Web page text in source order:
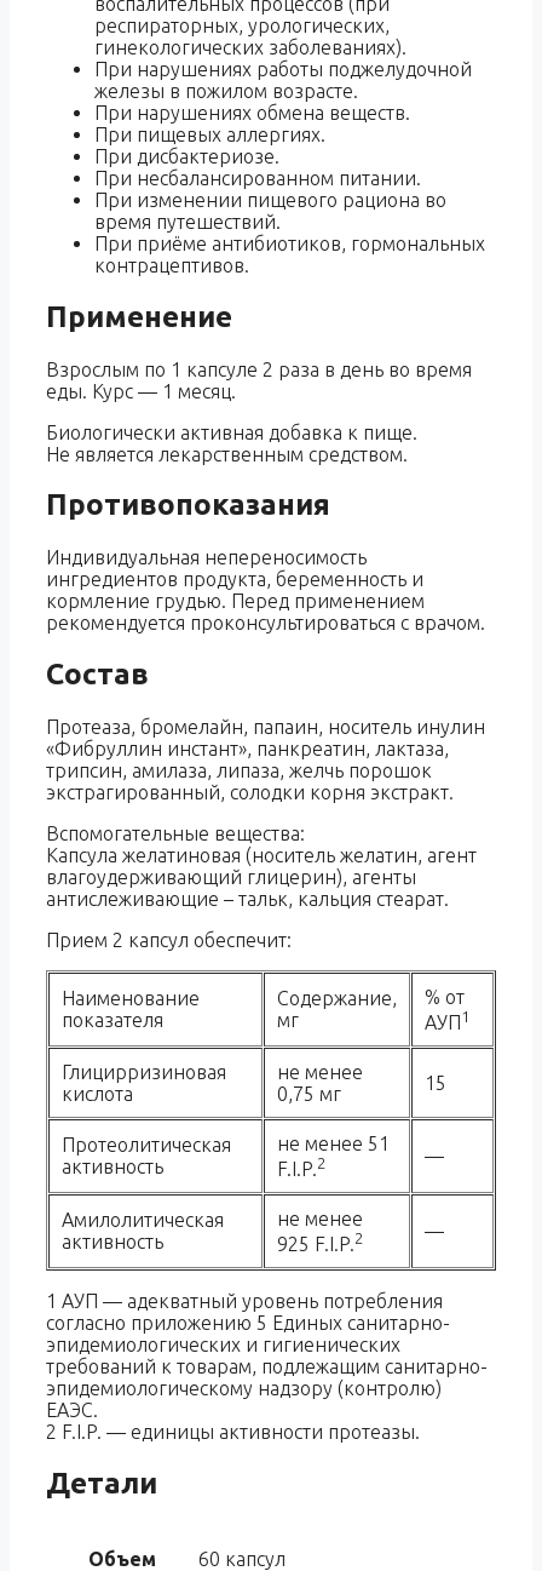
респираторных, урологических,
гинекологических заболеваниях).
При нарушениях работы поджелудочной
железы в пожилом возрасте.
При нарушениях обмена веществ.
При пищевых аллергиях.
При дисбактериозе.
При несбалансированном питании.
При изменении пищевого рациона во
время путешествий.
При приёме антибиотиков, гормональных
контрацептивов.
Применение
Взрослым по 1 капсуле 2 раза в день во время
еды. Курс — 1 месяц.
Биологически активная добавка к пище.
Не является лекарственным средством.
Противопоказания
Индивидуальная непереносимость
ингредиентов продукта, беременность и
кормление грудью. Перед применением
рекомендуется проконсультироваться с врачом.
Состав
Протеаза, бромелайн, папаин, носитель инулин
«Фибруллин инстант», панкреатин, лактаза,
трипсин, амилаза, липаза, желчь порошок
экстрагированный, солодки корня экстракт.
Вспомогательные вещества:
Капсула желатиновая (носитель желатин, агент
влагоудерживающий глицерин), агенты
антислеживающие – тальк, кальция стеарат.
Прием 2 капсул обеспечит:
Наименование
показателя
Содержание,
мг
% от
АУП 1
Глицирризиновая
кислота
не менее
0,75 мг
15
Протеолитическая
активность
не менее 51
F.I.P.2 —
Амилолитическая
активность
не менее
925 F.I.P.2 —
1 АУП — адекватный уровень потребления
согласно приложению 5 Единых санитарно-
эпидемиологических и гигиенических
требований к товарам, подлежащим санитарно-
эпидемиологическому надзору (контролю)
ЕАЭС.
2 F.I.P. — единицы активности протеазы.
Детали
Объем 60 капсул